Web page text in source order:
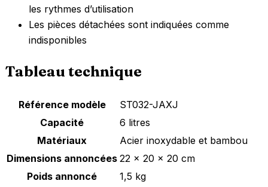
les rythmes d’utilisation
Les pièces détachées sont indiquées comme
indisponibles
Tableau technique
Référence modèle
ST032-JAXJ
Capacité
6 litres
Matériaux
Acier inoxydable et bambou
Dimensions annoncées 22 x 20 x 20 cm
Poids annoncé
1,5 kg